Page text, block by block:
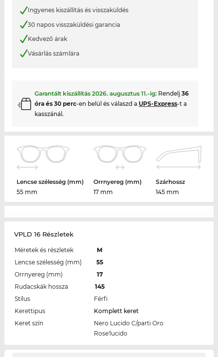
Ingyenes kiszállítás és visszaküldés
30 napos visszaküldési garancia
Kedvező árak
Vásárlás számlára
Garantált kiszállítás 2026. augusztus 11.-ig: Rendelj 36
óra és 30 perc-en belül és válaszd a UPS-Express-t a
kasszánál.
Lencse szélesség (mm)
55 mm
Orrnyereg (mm)
17 mm
Szárhossz
145 mm
VPLD 16 Részletek
Méretek és részletek
M
Lencse szélesség (mm)
55
Orrnyereg (mm)
17
Rudacskák hossza
145
Stílus
Férfi
Kerettipus
Komplett keret
Keret szín
Nero Lucido C/parti Oro
Rose'lucido